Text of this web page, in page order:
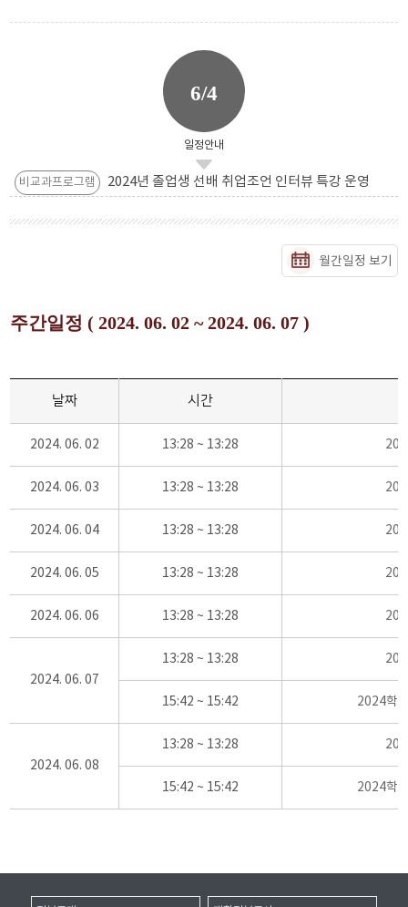
6/4
일정안내
비교과프로그램 2024년 졸업생 선배 취업조언 인터뷰 특강 운영
월간일정 보기
주간일정 ( 2024. 06. 02 ~ 2024. 06. 07 )
날짜 시간
2024. 06. 02 13:28 ~ 13:28
2024. 06. 03 13:28 ~ 13:28
2024. 06. 04 13:28 ~ 13:28
2024. 06. 05 13:28 ~ 13:28
2024. 06. 06 13:28 ~ 13:28
2024. 06. 07
13:28 ~ 13:28
15:42 ~ 15:42 2024학
2024. 06. 08
13:28 ~ 13:28
15:42 ~ 15:42 2024학